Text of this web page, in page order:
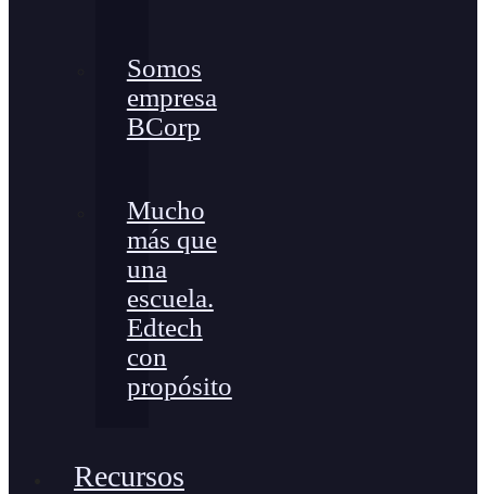
Somos
empresa
BCorp
Mucho
más que
una
escuela.
Edtech
con
propósito
Recursos